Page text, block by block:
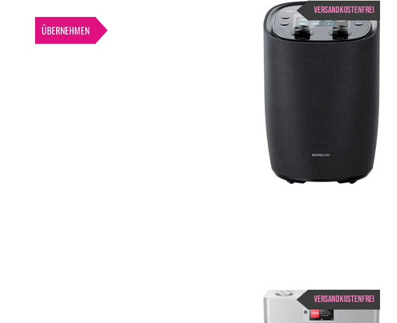
ÜBERNEHMEN
VERSANDKOSTENFREI
VERSANDKOSTENFREI